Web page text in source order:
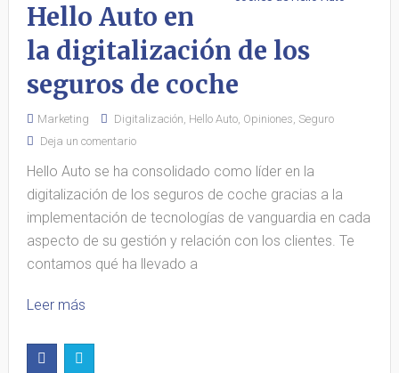
Hello Auto en
la digitalización de los
seguros de coche
Marketing Digitalización, Hello Auto, Opiniones, Seguro
Deja un comentario
Hello Auto se ha consolidado como líder en la
digitalización de los seguros de coche gracias a la
implementación de tecnologías de vanguardia en cada
aspecto de su gestión y relación con los clientes. Te
contamos qué ha llevado a
Leer más